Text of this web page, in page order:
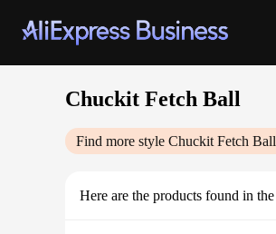
Chuckit Fetch Ball
Find more style Chuckit Fetch Ball
Here are the products found in the